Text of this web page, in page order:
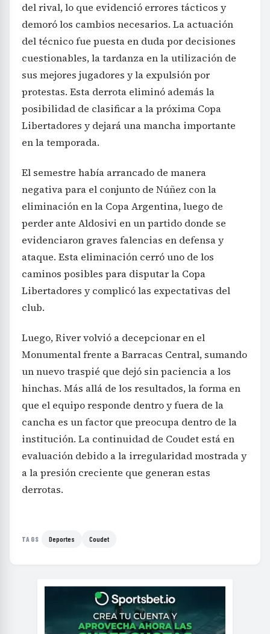
del rival, lo que evidenció errores tácticos y
demoró los cambios necesarios. La actuación
del técnico fue puesta en duda por decisiones
cuestionables, la tardanza en la utilización de
sus mejores jugadores y la expulsión por
protestas. Esta derrota eliminó además la
posibilidad de clasificar a la próxima Copa
Libertadores y dejará una mancha importante
en la temporada.
El semestre había arrancado de manera
negativa para el conjunto de Núñez con la
eliminación en la Copa Argentina, luego de
perder ante Aldosivi en un partido donde se
evidenciaron graves falencias en defensa y
ataque. Esta eliminación cerró uno de los
caminos posibles para disputar la Copa
Libertadores y complicó las expectativas del
club.
Luego, River volvió a decepcionar en el
Monumental frente a Barracas Central, sumando
un nuevo traspié que dejó sin paciencia a los
hinchas. Más allá de los resultados, la forma en
que el equipo responde dentro y fuera de la
cancha es un factor que preocupa dentro de la
institución. La continuidad de Coudet está en
evaluación debido a la irregularidad mostrada y
a la presión creciente que generan estas
derrotas.
TAGS Deportes Coudet